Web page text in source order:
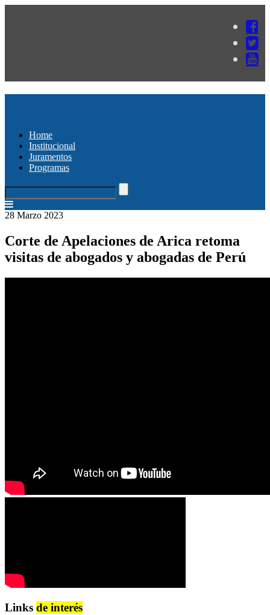
Home
Institucional
Juramentos
Programas
28 Marzo 2023
Corte de Apelaciones de Arica retoma
visitas de abogados y abogadas de Perú
Links de interés